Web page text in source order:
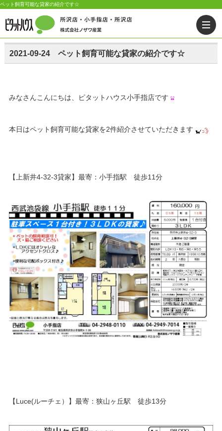
ペット飼育可能な貸家の紹介です☆
2021-09-24 ペット飼育可能な貸家の紹介です☆
みなさんこんにちは、ピタットハウス小手指店です
本日はペット飼育可能な貸家を2件紹介させていただきます
【上新井4-32-3貸家】最寄：小手指駅 徒歩11分
【Luce(ルーチェ）】最寄：狭山ヶ丘駅 徒歩13分